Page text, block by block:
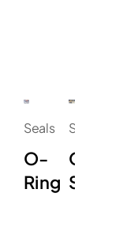
Seals
O-
Ring
Seals
Oil
Seal